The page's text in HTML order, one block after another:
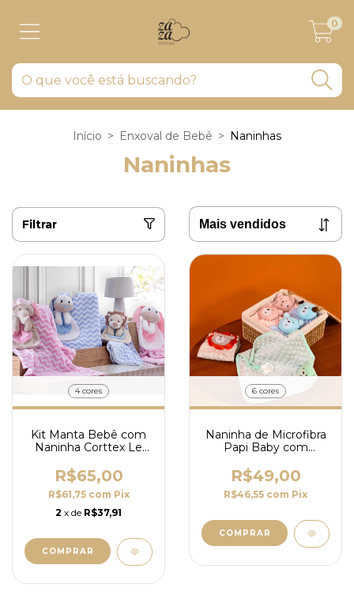
0
Início > Enxoval de Bebê > Naninhas
Naninhas
Filtrar
4 cores
Kit Manta Bebê com
Naninha Corttex Le
2 Peças
R$65,00
R$61,75 com Pix
2 x de R$37,91
COMPRAR
6 cores
Naninha de Microfibra
Papi Baby com
Chupeta e Bichinho
R$49,00
R$46,55 com Pix
COMPRAR